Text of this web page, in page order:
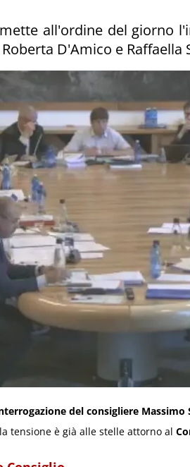
all'ordine del giorno
D'Amico e
del consigliere Massimo
tensione è già alle stelle attorno al